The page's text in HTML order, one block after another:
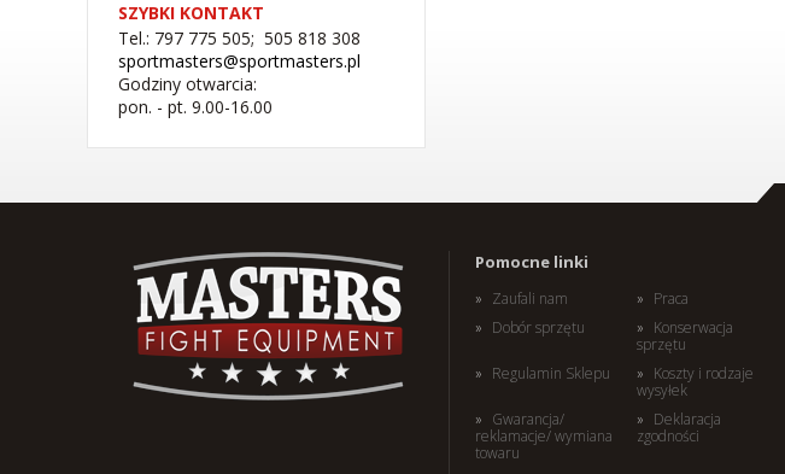
(W) Rękawice bokserskie
RBT-PRO-TRAIN czarno-
różowe 10 oz
179,00 PLN
SZYBKI KONTAKT
Tel.: 797 775 505; 505 818 308
sportmasters@sportmasters.pl
Godziny otwarcia:
pon. - pt. 9.00-16.00
Pomocne linki
Praca
Zaufali nam
Konserwacja
sprzętu
Dobór sprzętu
Koszty i rodzaje
wysyłek
Regulamin Sklepu
Deklaracja
zgodności
Gwarancja/
reklamacje/ wymiana
towaru